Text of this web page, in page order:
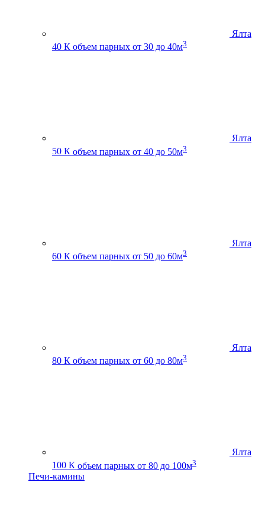
Ялта
40 К объем парных от 30 до 40м3
Ялта
50 К объем парных от 40 до 50м3
Ялта
60 К объем парных от 50 до 60м3
Ялта
80 К объем парных от 60 до 80м3
Ялта
100 К объем парных от 80 до 100м3
Печи-камины